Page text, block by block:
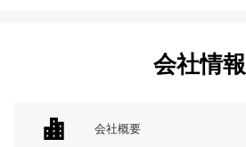
会社情報
会社概要